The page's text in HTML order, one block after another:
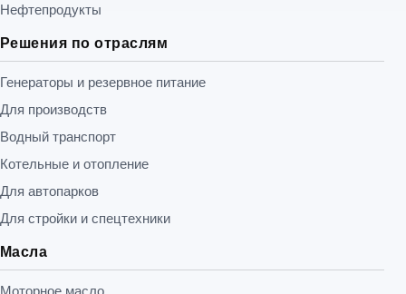
Нефтепродукты
Решения по отраслям
Генераторы и резервное питание
Для производств
Водный транспорт
Котельные и отопление
Для автопарков
Для стройки и спецтехники
Масла
Моторное масло